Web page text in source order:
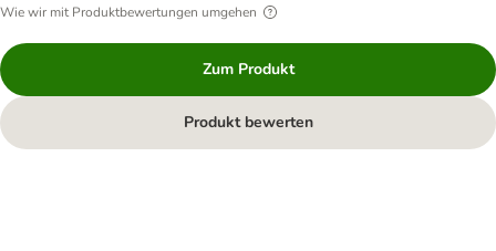
Wie wir mit Produktbewertungen umgehen
Zum Produkt
Produkt bewerten